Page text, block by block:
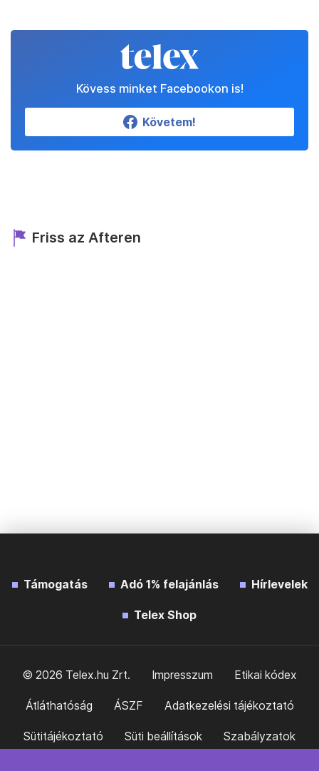
Kövess minket Facebookon is!
Követem!
Friss az Afteren
Támogatás Adó 1% felajánlás Hírlevelek
Telex Shop
© 2026 Telex.hu Zrt. Impresszum Etikai kódex
Átláthatóság ÁSZF Adatkezelési tájékoztató
Sütitájékoztató Süti beállítások Szabályzatok